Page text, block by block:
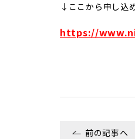
↓ここから申し込
https://
前の記事へ